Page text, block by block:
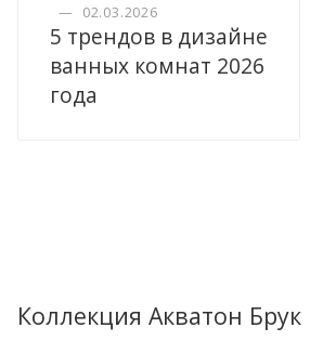
— 02.03.2026
5 трендов в дизайне
ванных комнат 2026
года
Коллекция Акватон Брук